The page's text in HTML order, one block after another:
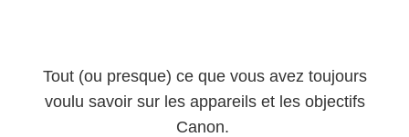
Tout (ou presque) ce que vous avez toujours
voulu savoir sur les appareils et les objectifs
Canon.